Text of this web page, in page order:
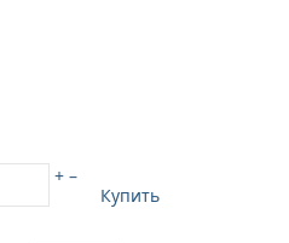
+ –
Купить